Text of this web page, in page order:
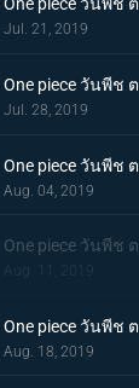
Jul. 21, 2019
Jul. 28, 2019
Aug. 04, 2019
Aug. 11, 2019
Aug. 18, 2019